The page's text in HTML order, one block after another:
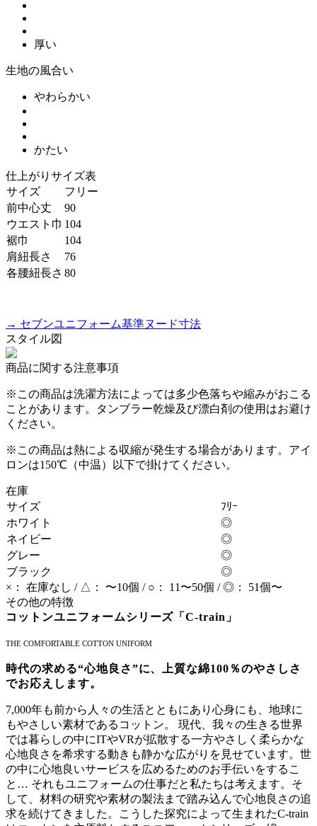
厚い
生地の風合い
やわらかい
かたい
仕上がりサイズ表
サイズ
フリー
前中心丈
90
ウエスト巾 104
裾巾
104
肩紐長さ
76
各腰紐長さ 80
→ セブンユニフォーム基準ヌード寸法
スタイル図
商品に関する注意事項
※この商品は洗濯方法によっては多少色落ちや縮みがおこる
ことがあります。タンブラー乾燥及び漂白剤の使用はお避け
ください。
※この商品は熱による収縮が発生する場合があります。アイ
ロンは150℃（中温）以下で掛けてください。
在庫
サイズ
ﾌﾘｰ
ホワイト
◎
ネイビー
◎
グレー
◎
ブラック
◎
×： 在庫なし / △： 〜10個 / ○： 11〜50個 / ◎： 51個〜
その他の特徴
コットンユニフォームシリーズ「C-train」
THE COMFORTABLE COTTON UNIFORM
時代の求める“心地良さ”に、上質な綿100％のやさしさ
でお応えします。
7,000年も前から人々の生活とともにあり心身にも、地球に
もやさしい素材であるコットン。 現代、我々の生きる世界
では暮らしの中にITやVRが拡散する一方やさしく柔らかな
心地良さを希求する動きも静かな広がりを見せています。世
の中に心地良いサービスを広めるためのお手伝いをするこ
と… それもユニフォームの仕事だと私たちは考えます。そ
して、材料の研究や素材の製法まで踏み込んで心地良さの追
求を続けてきました。こうした探究によって生まれたC-train